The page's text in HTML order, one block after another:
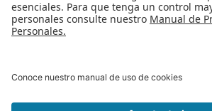
Apoyo Financiero
Reconocimiento como Universidad: Decreto
Reconocimiento personería jurídica: Resolución